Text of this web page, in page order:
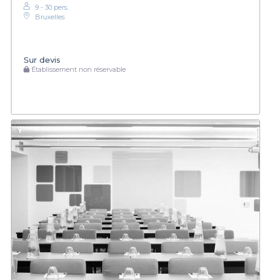
9 - 30 pers.
Bruxelles
Sur devis
Établissement non réservable